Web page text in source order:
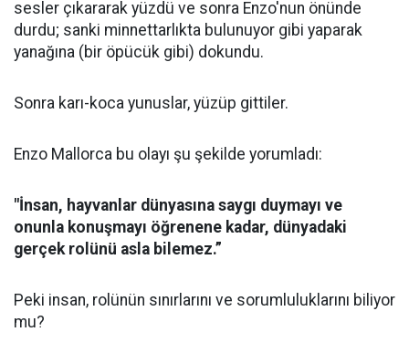
sesler çıkararak yüzdü ve sonra Enzo'nun önünde
durdu; sanki minnettarlıkta bulunuyor gibi yaparak
yanağına (bir öpücük gibi) dokundu.
Sonra karı-koca yunuslar, yüzüp gittiler.
Enzo Mallorca bu olayı şu şekilde yorumladı:
"İnsan, hayvanlar dünyasına saygı duymayı ve
onunla konuşmayı öğrenene kadar, dünyadaki
gerçek rolünü asla bilemez.”
Peki insan, rolünün sınırlarını ve sorumluluklarını biliyor
mu?